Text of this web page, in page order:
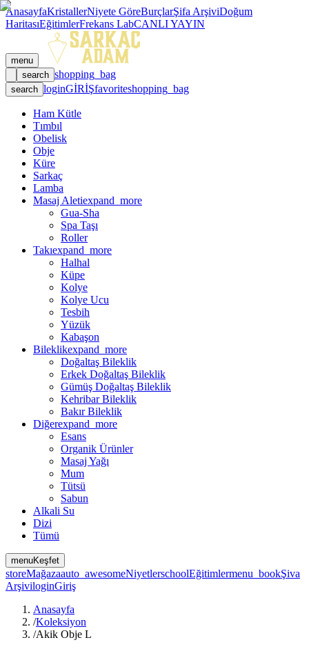
AnasayfaKristallerNiyete GöreBurçlarŞifa ArşiviDoğum
HaritasıEğitimlerFrekans LabCANLI YAYIN
menu
search shopping_bag
search loginGİRİŞfavoriteshopping_bag
Ham Kütle
Tımbıl
Obelisk
Obje
Küre
Sarkaç
Lamba
Masaj Aletiexpand_more
Gua-Sha
Spa Taşı
Roller
Takıexpand_more
Halhal
Küpe
Kolye
Kolye Ucu
Tesbih
Yüzük
Kabaşon
Bileklikexpand_more
Doğaltaş Bileklik
Erkek Doğaltaş Bileklik
Gümüş Doğaltaş Bileklik
Kehribar Bileklik
Bakır Bileklik
Diğerexpand_more
Esans
Organik Ürünler
Masaj Yağı
Mum
Tütsü
Sabun
Alkali Su
Dizi
Tümü
menuKeşfet
storeMağazaauto_awesomeNiyetlerschoolEğitimlermenu_bookŞiva
ArşiviloginGiriş
Anasayfa
/Koleksiyon
/Akik Obje L